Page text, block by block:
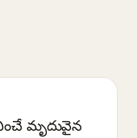
మృదువైన